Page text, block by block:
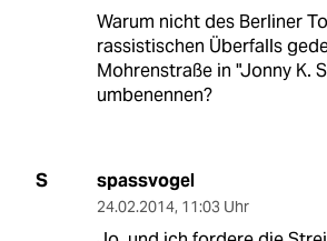
Warum nicht des Berliner
rassistischen Überfalls
Mohrenstraße in "Jonny K.
umbenennen?
S spassvogel
24.02.2014, 11:03 Uhr